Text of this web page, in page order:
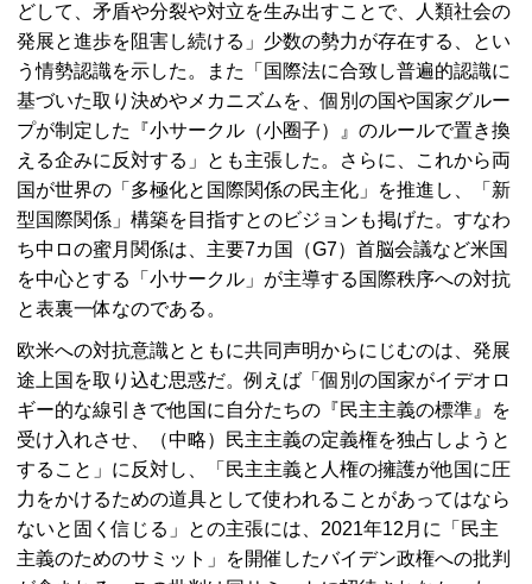
どして、矛盾や分裂や対立を生み出すことで、人類社会の
発展と進歩を阻害し続ける」少数の勢力が存在する、とい
う情勢認識を示した。また「国際法に合致し普遍的認識に
基づいた取り決めやメカニズムを、個別の国や国家グルー
プが制定した『小サークル（小圈子）』のルールで置き換
える企みに反対する」とも主張した。さらに、これから両
国が世界の「多極化と国際関係の民主化」を推進し、「新
型国際関係」構築を目指すとのビジョンも掲げた。すなわ
ち中ロの蜜月関係は、主要7カ国（G7）首脳会議など米国
を中心とする「小サークル」が主導する国際秩序への対抗
と表裏一体なのである。
欧米への対抗意識とともに共同声明からにじむのは、発展
途上国を取り込む思惑だ。例えば「個別の国家がイデオロ
ギー的な線引きで他国に自分たちの『民主主義の標準』を
受け入れさせ、（中略）民主主義の定義権を独占しようと
すること」に反対し、「民主主義と人権の擁護が他国に圧
力をかけるための道具として使われることがあってはなら
ないと固く信じる」との主張には、2021年12月に「民主
主義のためのサミット」を開催したバイデン政権への批判